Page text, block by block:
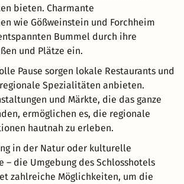
bieten. Charmante
wie Gößweinstein und Forchheim
Bummel durch ihre
und Plätze ein.
Pause sorgen lokale Restaurants und
Spezialitäten anbieten.
und Märkte, die das ganze
ermöglichen es, die regionale
hautnah zu erleben.
in der Natur oder kulturelle
– die Umgebung des Schlosshotels
zahlreiche Möglichkeiten, um die